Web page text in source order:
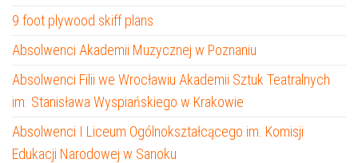
9 foot plywood skiff plans
Absolwenci Akademii Muzycznej w Poznaniu
Absolwenci Filii we Wrocławiu Akademii Sztuk Teatralnych
im. Stanisława Wyspiańskiego w Krakowie
Absolwenci I Liceum Ogólnokształcącego im. Komisji
Edukacji Narodowej w Sanoku